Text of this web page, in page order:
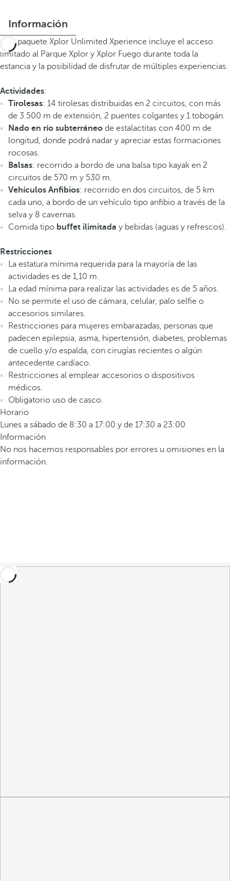
Información
Este paquete Xplor Unlimited Xperience incluye el acceso
limitado al Parque Xplor y Xplor Fuego durante toda la
estancia y la posibilidad de disfrutar de múltiples experiencias.
Actividades:
Tirolesas: 14 tirolesas distribuidas en 2 circuitos, con más
de 3.500 m de extensión, 2 puentes colgantes y 1 tobogán.
Nado en río subterráneo de estalactitas con 400 m de
longitud, donde podrá nadar y apreciar estas formaciones
rocosas.
Balsas: recorrido a bordo de una balsa tipo kayak en 2
circuitos de 570 m y 530 m.
Vehículos Anfibios: recorrido en dos circuitos, de 5 km
cada uno, a bordo de un vehículo tipo anfibio a través de la
selva y 8 cavernas.
Comida tipo buffet ilimitada y bebidas (aguas y refrescos).
Restricciones
La estatura mínima requerida para la mayoría de las
actividades es de 1,10 m.
La edad mínima para realizar las actividades es de 5 años.
No se permite el uso de cámara, celular, palo selfie o
accesorios similares.
Restricciones para mujeres embarazadas, personas que
padecen epilepsia, asma, hipertensión, diabetes, problemas
de cuello y/o espalda, con cirugías recientes o algún
antecedente cardíaco.
Restricciones al emplear accesorios o dispositivos
médicos.
Obligatorio uso de casco.
Horario
Lunes a sábado de 8:30 a 17:00 y de 17:30 a 23:00
Información
No nos hacemos responsables por errores u omisiones en la
información.